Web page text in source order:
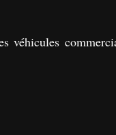
véhicules